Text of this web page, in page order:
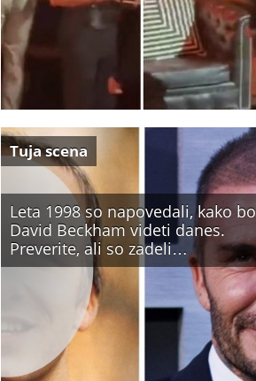
Leta 1998 so napovedali, kako bo
David Beckham videti danes.
Preverite, ali so zadeli…
Tuja scena